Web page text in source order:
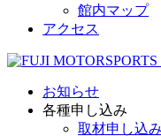
館内マップ
アクセス
お知らせ
各種申し込み
取材申し込み